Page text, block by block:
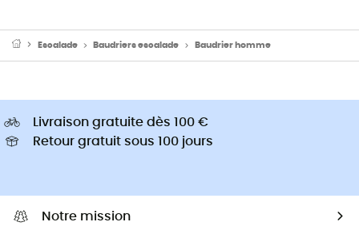
Escalade Baudriers escalade Baudrier homme
Livraison gratuite dès 100 €
Retour gratuit sous 100 jours
Notre mission